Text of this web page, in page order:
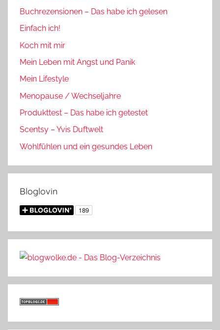
Buchrezensionen – Das habe ich gelesen
Einfach ich!
Koch mit mir
Mein Leben mit Angst und Panik
Mein Lifestyle
Menopause / Wechseljahre
Produkttest – Das habe ich getestet
Scentsy – Yvis Duftwelt
Wohlfühlen und ein gesundes Leben
Bloglovin